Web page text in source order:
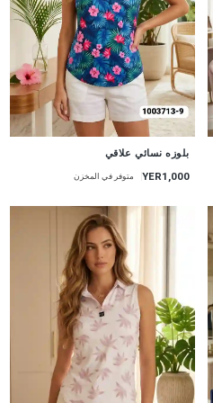
بلوزه نسائي علاقي
YER1,000 متوفر في المخزن